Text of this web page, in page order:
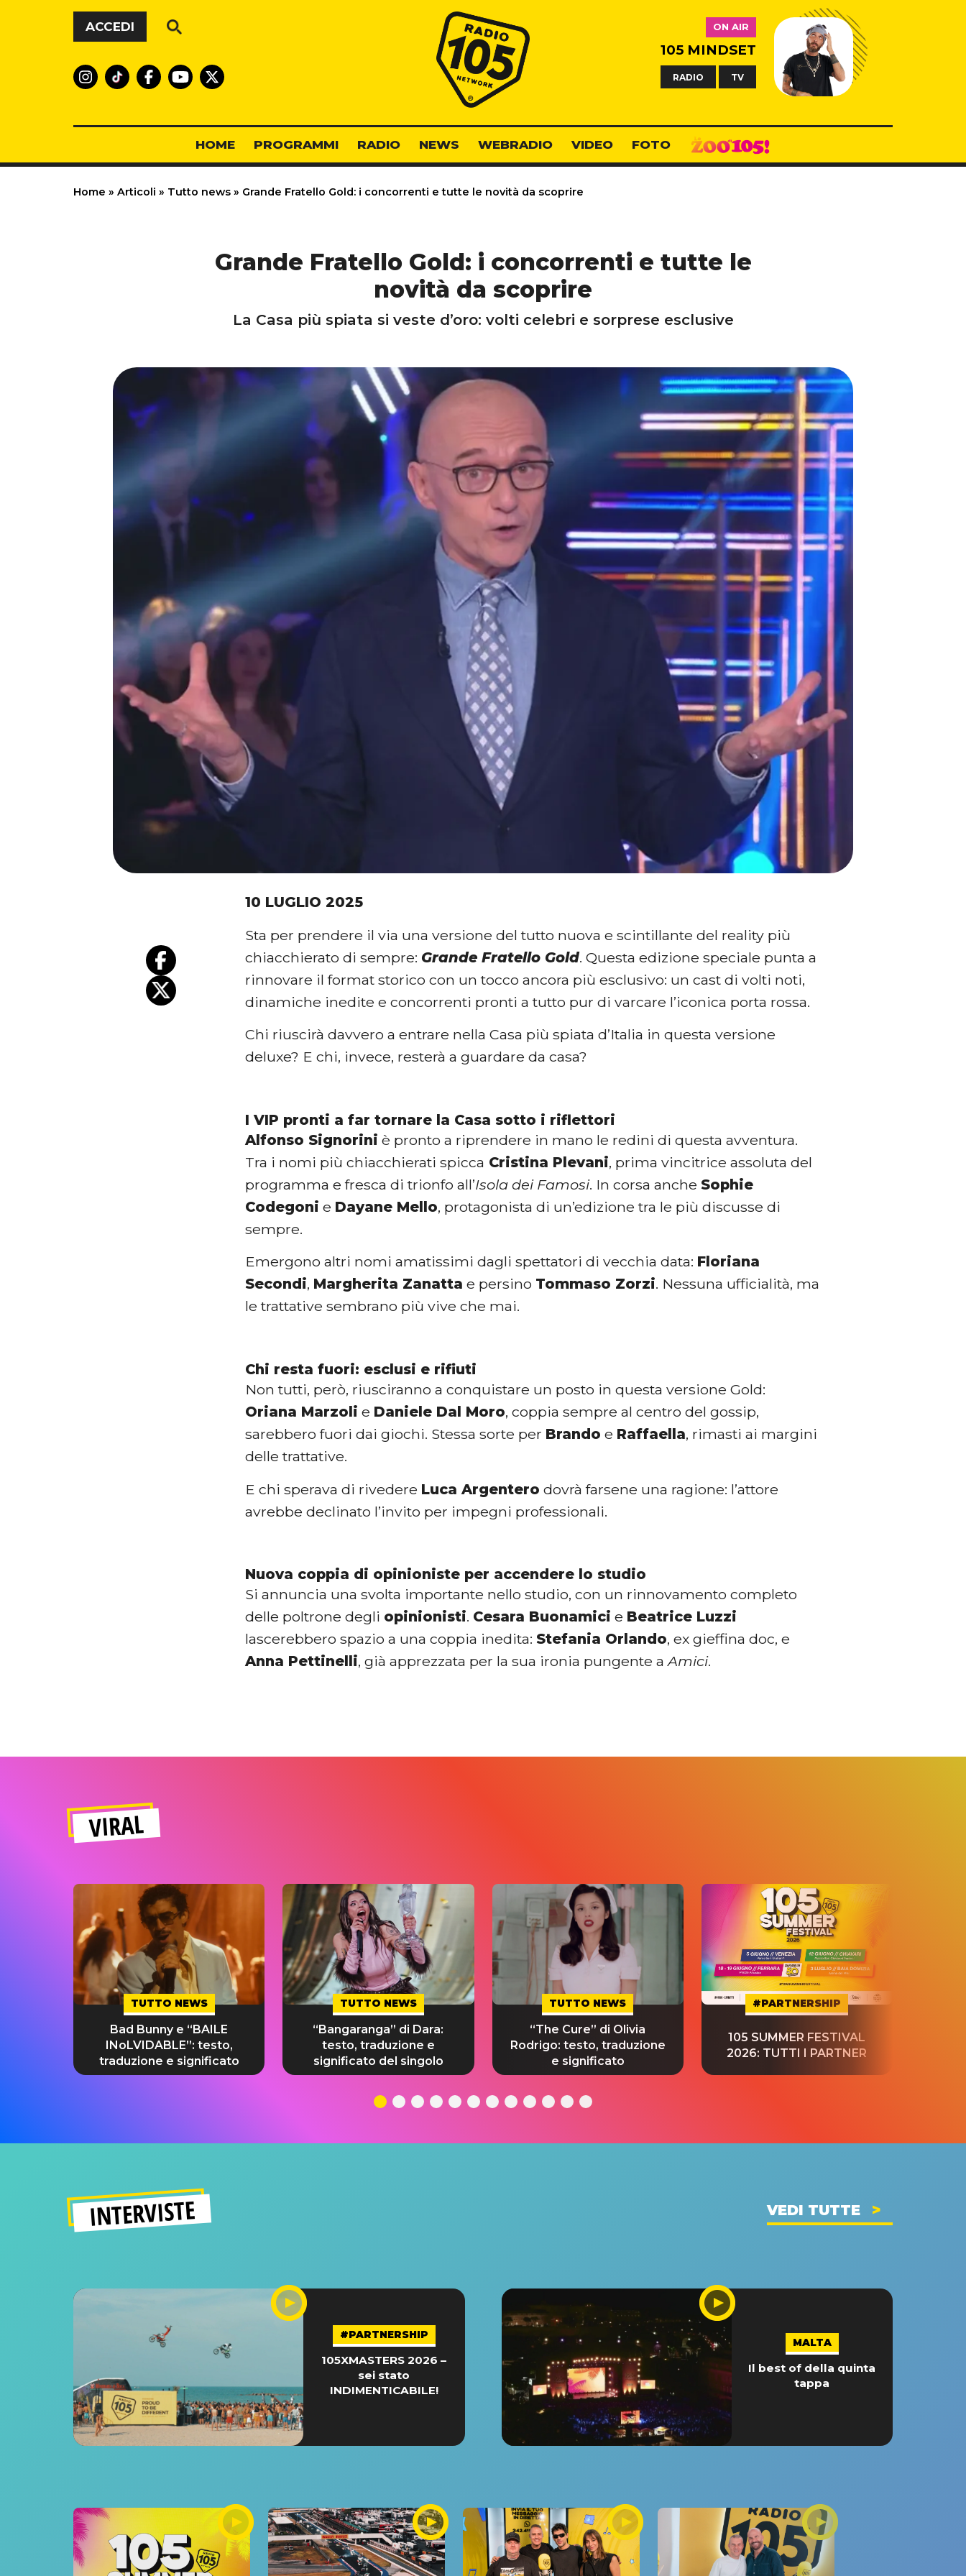
Vai al contenuto
ACCEDI
Radio 105
ON AIR
105 MINDSET
RADIO TV
HOME PROGRAMMI RADIO NEWS WEBRADIO VIDEO FOTO
Home » Articoli » Tutto news » Grande Fratello Gold: i concorrenti e tutte le novità da scoprire
Grande Fratello Gold: i concorrenti e tutte le
novità da scoprire
La Casa più spiata si veste d’oro: volti celebri e sorprese esclusive
10 LUGLIO 2025
Sta per prendere il via una versione del tutto nuova e scintillante del reality più
chiacchierato di sempre: Grande Fratello Gold. Questa edizione speciale punta a
rinnovare il format storico con un tocco ancora più esclusivo: un cast di volti noti,
dinamiche inedite e concorrenti pronti a tutto pur di varcare l’iconica porta rossa.
Chi riuscirà davvero a entrare nella Casa più spiata d’Italia in questa versione
deluxe? E chi, invece, resterà a guardare da casa?
I VIP pronti a far tornare la Casa sotto i riflettori
Alfonso Signorini è pronto a riprendere in mano le redini di questa avventura.
Tra i nomi più chiacchierati spicca Cristina Plevani, prima vincitrice assoluta del
programma e fresca di trionfo all’Isola dei Famosi. In corsa anche Sophie
Codegoni e Dayane Mello, protagonista di un’edizione tra le più discusse di
sempre.
Emergono altri nomi amatissimi dagli spettatori di vecchia data: Floriana
Secondi, Margherita Zanatta e persino Tommaso Zorzi. Nessuna ufficialità, ma
le trattative sembrano più vive che mai.
Chi resta fuori: esclusi e rifiuti
Non tutti, però, riusciranno a conquistare un posto in questa versione Gold:
Oriana Marzoli e Daniele Dal Moro, coppia sempre al centro del gossip,
sarebbero fuori dai giochi. Stessa sorte per Brando e Raffaella, rimasti ai margini
delle trattative.
E chi sperava di rivedere Luca Argentero dovrà farsene una ragione: l’attore
avrebbe declinato l’invito per impegni professionali.
Nuova coppia di opinioniste per accendere lo studio
Si annuncia una svolta importante nello studio, con un rinnovamento completo
delle poltrone degli opinionisti. Cesara Buonamici e Beatrice Luzzi
lascerebbero spazio a una coppia inedita: Stefania Orlando, ex gieffina doc, e
Anna Pettinelli, già apprezzata per la sua ironia pungente aAmici.
VIRAL
TUTTO NEWS
Bad Bunny e “BAILE
INoLVIDABLE”: testo,
traduzione e significato
TUTTO NEWS
“Bangaranga” di Dara:
testo, traduzione e
significato del singolo
TUTTO NEWS
“The Cure” di Olivia
Rodrigo: testo, traduzione
e significato
#PARTNERSHIP
105 SUMMER FESTIVAL
2026: TUTTI I PARTNER
INTERVISTE VEDI TUTTE
#PARTNERSHIP
105XMASTERS 2026 –
sei stato
INDIMENTICABILE!
MALTA
Il best of della quinta
tappa